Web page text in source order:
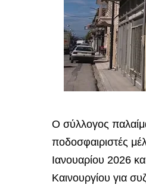
Ο σύλλογος
ποδοσφαιριστές
Ιανουαρίου 2026
Καινουργίου για